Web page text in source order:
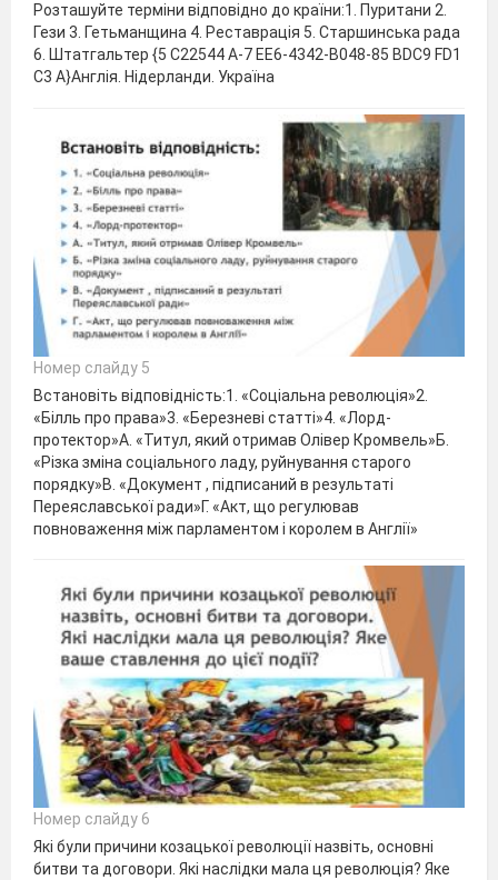
Розташуйте терміни відповідно до країни:1. Пуритани 2.
Гези 3. Гетьманщина 4. Реставрація 5. Старшинська рада
6. Штатгальтер {5 C22544 A-7 EE6-4342-B048-85 BDC9 FD1
C3 A}Англія. Нідерланди. Україна
Номер слайду 5
Встановіть відповідність:1. «Соціальна революція»2.
«Білль про права»3. «Березневі статті»4. «Лорд-
протектор»А. «Титул, який отримав Олівер Кромвель»Б.
«Різка зміна соціального ладу, руйнування старого
порядку»В. «Документ , підписаний в результаті
Переяславської ради»Г. «Акт, що регулював
повноваження між парламентом і королем в Англії»
Номер слайду 6
Які були причини козацької революції назвіть, основні
битви та договори. Які наслідки мала ця революція? Яке